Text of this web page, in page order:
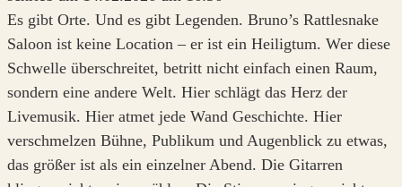
Es gibt Orte. Und es gibt Legenden. Bruno’s Rattlesnake
Saloon ist keine Location – er ist ein Heiligtum. Wer diese
Schwelle überschreitet, betritt nicht einfach einen Raum,
sondern eine andere Welt. Hier schlägt das Herz der
Livemusik. Hier atmet jede Wand Geschichte. Hier
verschmelzen Bühne, Publikum und Augenblick zu etwas,
das größer ist als ein einzelner Abend. Die Gitarren